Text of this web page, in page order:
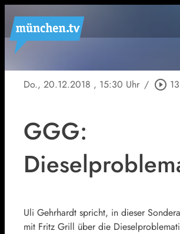
Do., 20.12.2018 , 15:30 Uhr / play_circle_outline
GGG:
Uli Gehrhardt spricht, in dieser
mit Fritz Grill über die